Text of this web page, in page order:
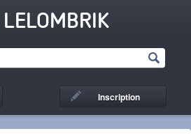
LELOMBRIK
Inscription